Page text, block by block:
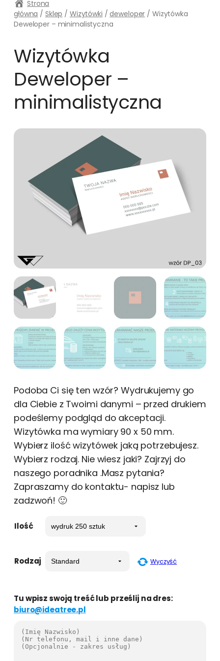
Strona
główna / Sklep / Wizytówki /deweloper / Wizytówka
Deweloper – minimalistyczna
Wizytówka
Deweloper –
minimalistyczna
Podoba Ci się ten wzór? Wydrukujemy go
dla Ciebie z Twoimi danymi – przed drukiem
podeślemy podgląd do akceptacji.
Wizytówka ma wymiary 90 x 50 mm.
Wybierz ilość wizytówek jaką potrzebujesz.
Wybierz rodzaj. Nie wiesz jaki? Zajrzyj do
naszego poradnika .Masz pytania?
Zapraszamy do kontaktu- napisz lub
zadzwoń! 🙂
Ilość
Rodzaj Wyczyść
Tu wpisz swoją treść lub prześlij na dres:
biuro@ideatree.pl